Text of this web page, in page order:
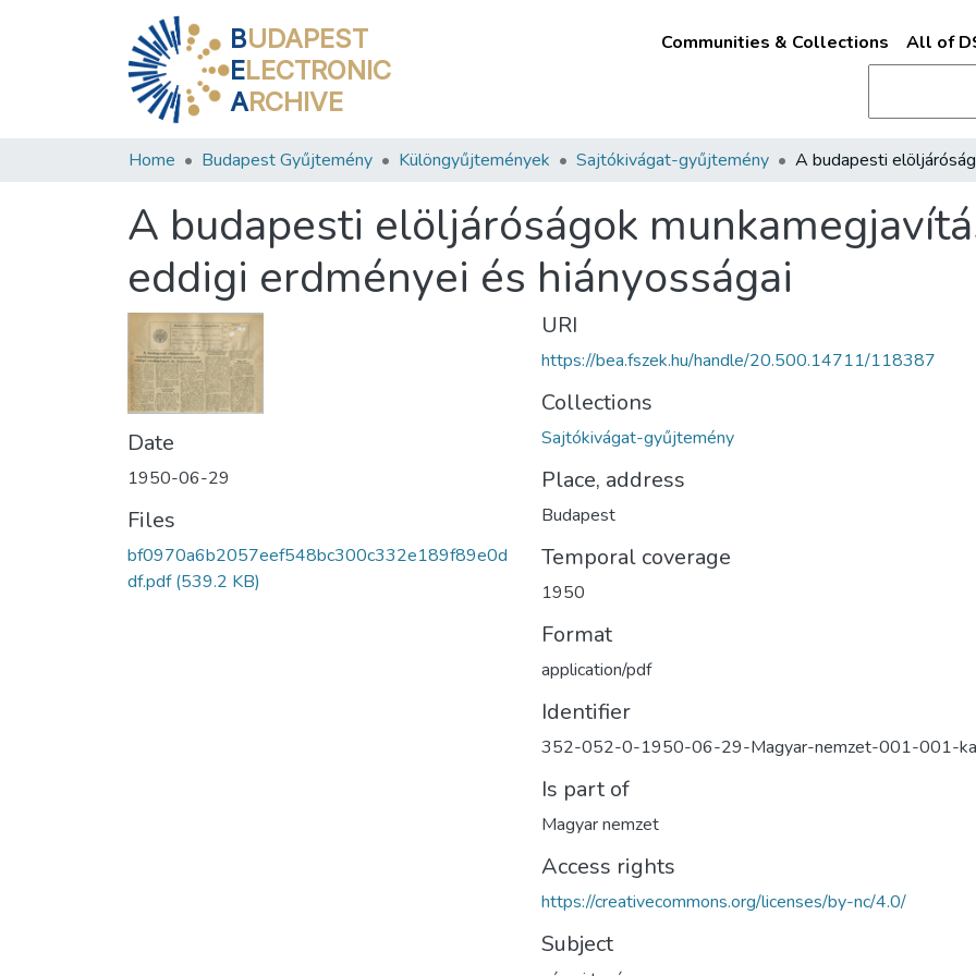
BUDAPEST
ELECTRONIC
ARCHIVE
Communities & Collections All of
Home Budapest Gyűjtemény Különgyűjtemények Sajtókivágat-gyűjtemény
A budapesti elöljáróságok
eddigi erdményei és hiányosságai
Date
1950-06-29
Files
bf0970a6b2057eef548bc300c332e189f89e0d
df.pdf(539.2 KB)
URI
https://bea.fszek.hu/handle/20.500.14711/118387
Collections
Sajtókivágat-gyűjtemény
Place, address
Budapest
Temporal coverage
1950
Format
application/pdf
Identifier
352-052-0-1950-06-29-Magyar-nemzet-001-001-
Is part of
Magyar nemzet
Access rights
https://creativecommons.org/licenses/by-nc/4.0/
Subject